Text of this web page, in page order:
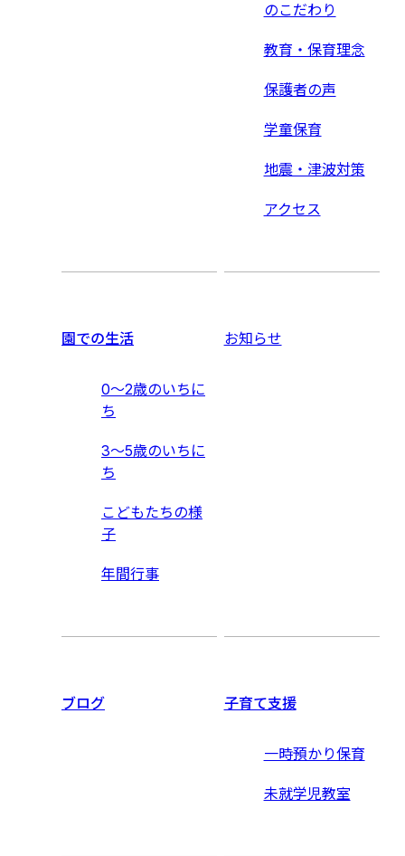
のこだわり
教育・保育理念
保護者の声
学童保育
地震・津波対策
アクセス
園での生活
0〜2歳のいちに
ち
3〜5歳のいちに
ち
こどもたちの様
子
年間行事
お知らせ
ブログ 子育て支援
一時預かり保育
未就学児教室